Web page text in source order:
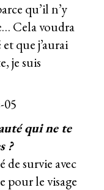
qu’il n’y
Cela voudra
que j’aurai
je suis
qui ne te
?
survie avec
pour le visage